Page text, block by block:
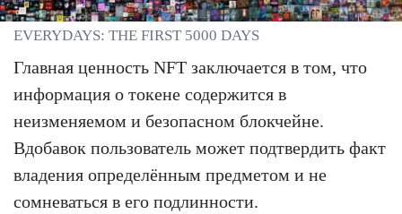
EVERYDAYS: THE FIRST 5000 DAYS
Главная ценность NFT заключается в том, что
информация о токене содержится в
неизменяемом и безопасном блокчейне.
Вдобавок пользователь может подтвердить факт
владения определённым предметом и не
сомневаться в его подлинности.